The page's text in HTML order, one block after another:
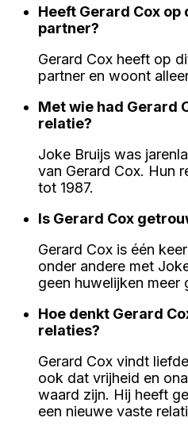
Heeft Gerard Cox op
partner?
Gerard Cox heeft op
partner en woont
Met wie had Gerard
relatie?
Joke Bruijs was
van Gerard Cox. Hun
tot 1987.
Is Gerard Cox
Gerard Cox is één
onder andere met
geen huwelijken meer
Hoe denkt Gerard
relaties?
Gerard Cox vindt
ook dat vrijheid en
waard zijn. Hij heeft
een nieuwe vaste